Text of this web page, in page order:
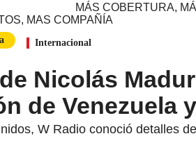
Internacional
Nicolás
de Venezuela
W Radio conoció detalles